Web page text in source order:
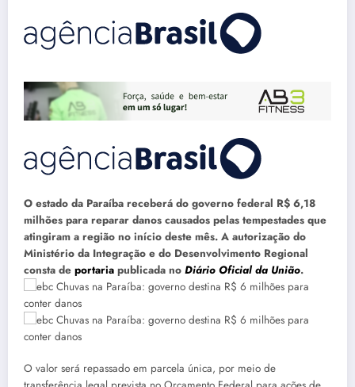
O estado da Paraíba receberá do governo federal R$ 6,18
milhões para reparar danos causados pelas tempestades que
atingiram a região no início deste mês. A autorização do
Ministério da Integração e do Desenvolvimento Regional
consta de portaria publicada no Diário Oficial da União.
O valor será repassado em parcela única, por meio de